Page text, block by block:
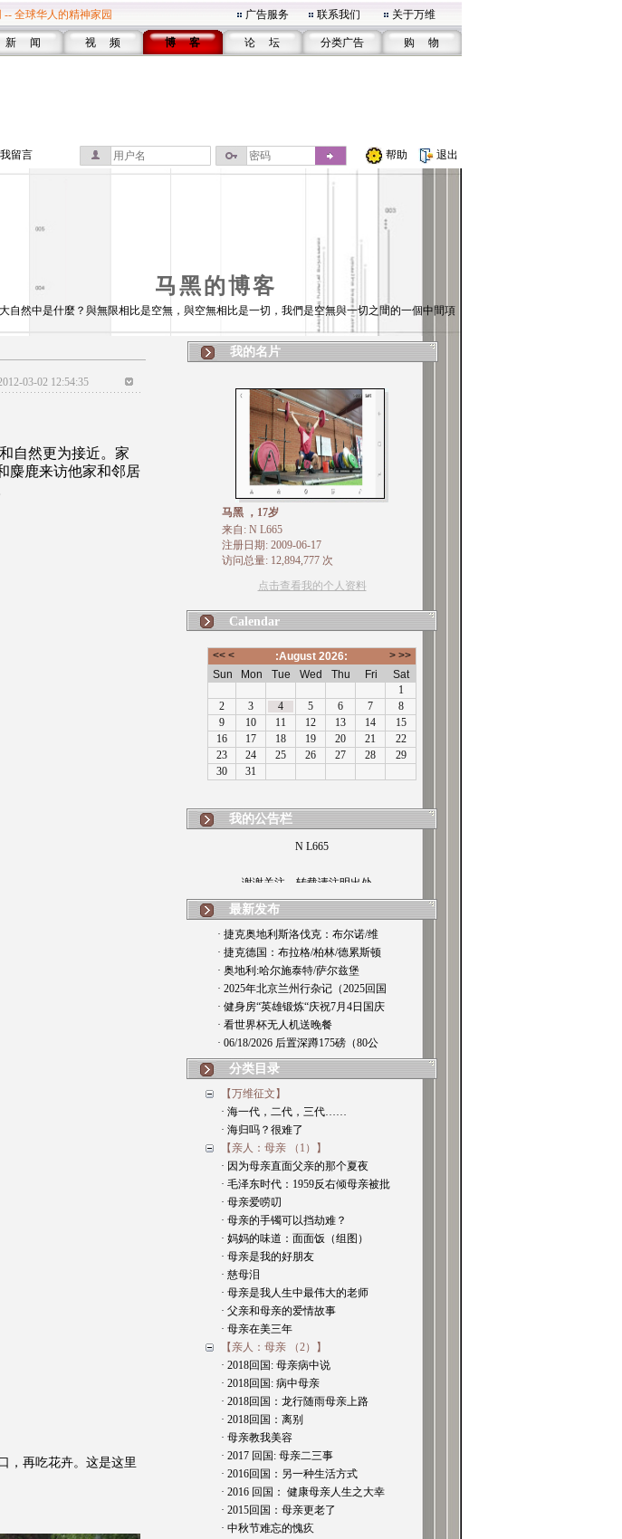
-- 全球华人的精神家园 广告服务 联系我们 关于万维
新 闻 视 频 博 客 论 坛 分类广告 购 物
留言 帮助 退出
马黑的博客
自然中是什麼？與無限相比是空無，與空無相比是一切，我們是空無與一切之間的一個中間項
03-02 12:54:35
自然更为接近。家
麋鹿来访他家和邻居
，再吃花卉。这是这里
我的名片
马黑 ，17岁
来自: N L665
注册日期: 2009-06-17
访问总量: 12,894,777 次
点击查看我的个人资料
Calendar
我的公告栏
N L665
最新发布
· 捷克奥地利斯洛伐克：布尔诺/维
· 捷克德国：布拉格/柏林/德累斯顿
· 奥地利:哈尔施泰特/萨尔兹堡
· 2025年北京兰州行杂记（2025回国
· 健身房“英雄锻炼“庆祝7月4日国庆
· 看世界杯无人机送晚餐
· 06/18/2026 后置深蹲175磅（80公
分类目录
【万维征文】
· 海一代，二代，三代……
· 海归吗？很难了
【亲人：母亲 （1）】
· 因为母亲直面父亲的那个夏夜
· 毛泽东时代：1959反右倾母亲被批
· 母亲爱唠叨
· 母亲的手镯可以挡劫难？
· 妈妈的味道：面面饭（组图）
· 母亲是我的好朋友
· 慈母泪
· 母亲是我人生中最伟大的老师
· 父亲和母亲的爱情故事
· 母亲在美三年
【亲人：母亲 （2）】
· 2018回国: 母亲病中说
· 2018回国: 病中母亲
· 2018回国：龙行随雨母亲上路
· 2018回国：离别
· 母亲教我美容
· 2017 回国: 母亲二三事
· 2016回国：另一种生活方式
· 2016 回国： 健康母亲人生之大幸
· 2015回国：母亲更老了
· 中秋节难忘的愧疚